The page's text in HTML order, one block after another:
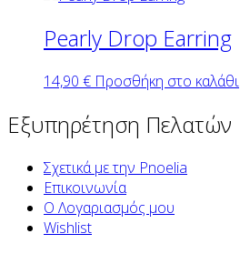
Pearly Drop Earring
14,90 € Προσθήκη στο καλάθι
Εξυπηρέτηση Πελατών
Σχετικά με την Pnoelia
Επικοινωνία
Ο Λογαριασμός μου
Wishlist